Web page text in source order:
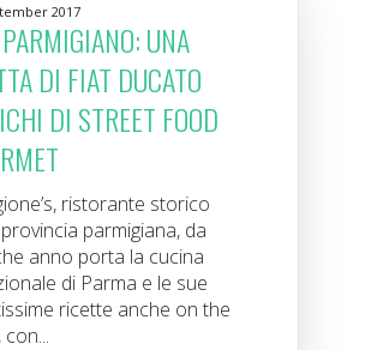
2017
UNA
DI FIAT DUCATO
DI STREET FOOD
ristorante storico
parmigiana, da
anno porta la cucina
di Parma e le sue
ricette anche on the